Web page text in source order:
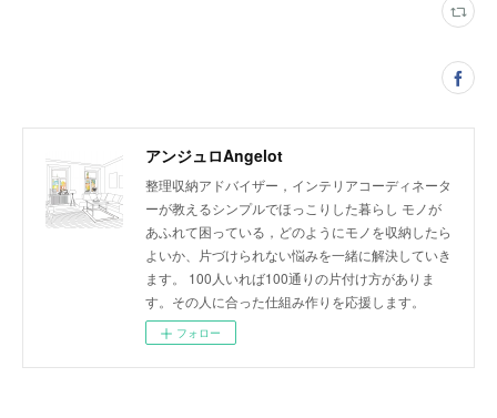
アンジュロAngelot
整理収納アドバイザー，インテリアコーディネータ
ーが教えるシンプルでほっこりした暮らし モノが
あふれて困っている，どのようにモノを収納したら
よいか、片づけられない悩みを一緒に解決していき
ます。 100人いれば100通りの片付け方がありま
す。その人に合った仕組み作りを応援します。
フォロー